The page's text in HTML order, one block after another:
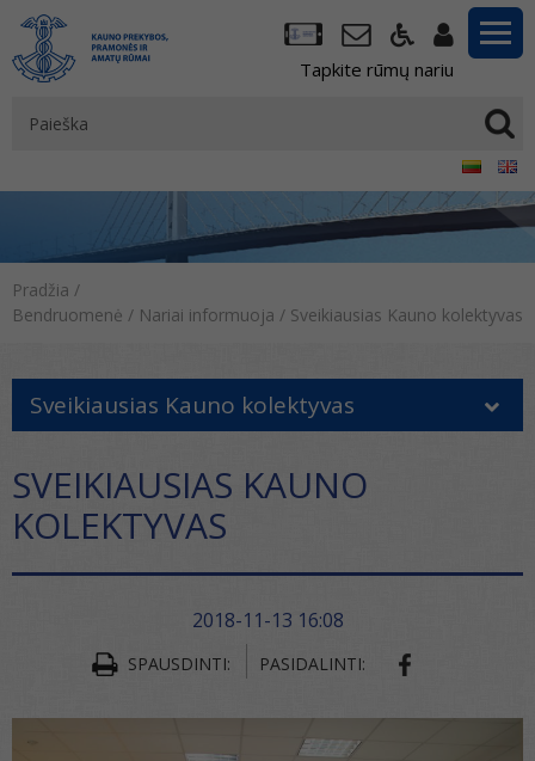
Tapkite rūmų nariu
Pradžia /
Bendruomenė / Nariai informuoja / Sveikiausias Kauno kolektyvas
Sveikiausias Kauno kolektyvas
SVEIKIAUSIAS KAUNO
KOLEKTYVAS
2018-11-13 16:08
SPAUSDINTI: PASIDALINTI: